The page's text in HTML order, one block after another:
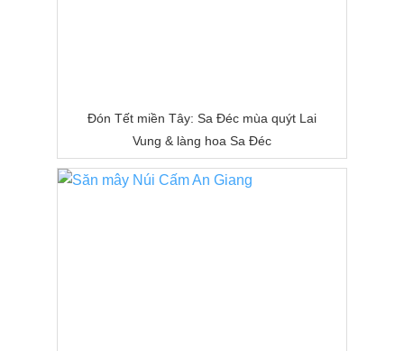
Đón Tết miền Tây: Sa Đéc mùa quýt Lai
Vung & làng hoa Sa Đéc